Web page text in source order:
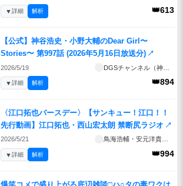
👑613
▼詳細 解析
【公式】神谷浩史・小野大輔のDear Girl〜
Stories〜 第997話 (2026年5月16日放送分) ↗
2026/5/19
👑894
▼詳細 解析
〈江口拓也バースデー〉【サンキュー！江口！！
先行動画】江口拓也・西山宏太朗 禁断尻ラジオ ↗
2026/5/21 鳥海浩輔・安元洋貴／江口拓也・西山宏太朗の禁断生／尻ラジオ
👑994
▼詳細 解析